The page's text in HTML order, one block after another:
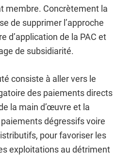
membre. Concrètement la
de supprimer l’approche
d’application de la PAC et
de subsidiarité.
consiste à aller vers le
des paiements directs
la main d’œuvre et la
dégressifs voire
pour favoriser les
exploitations au détriment